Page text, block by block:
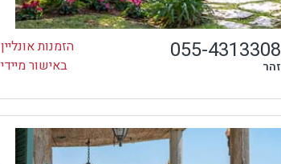
הזמנות אונליין
באישור מיידי
055-4313308
זהר